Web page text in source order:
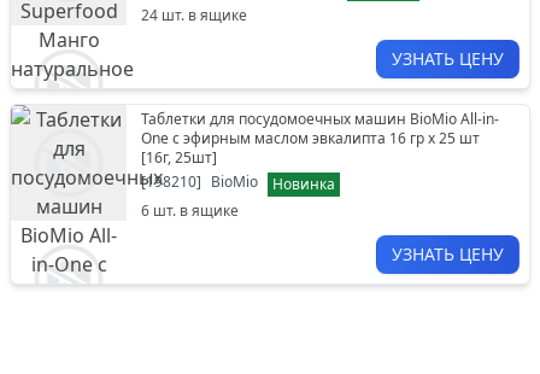
24 шт. в ящике
УЗНАТЬ ЦЕНУ
Таблетки для посудомоечных машин BioMio All-in-
One с эфирным маслом эвкалипта 16 гр х 25 шт
[16г, 25шт]
[198210] BioMio
Новинка
6 шт. в ящике
УЗНАТЬ ЦЕНУ